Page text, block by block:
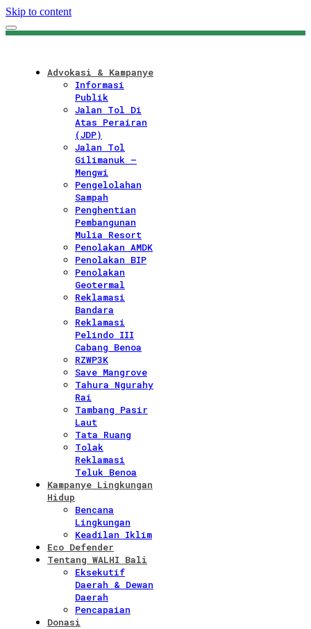
Skip to content
Advokasi & Kampanye
Informasi
Publik
Jalan Tol Di
Atas Perairan
(JDP)
Jalan Tol
Gilimanuk –
Mengwi
Pengelolahan
Sampah
Penghentian
Pembangunan
Mulia Resort
Penolakan AMDK
Penolakan BIP
Penolakan
Geotermal
Reklamasi
Bandara
Reklamasi
Pelindo III
Cabang Benoa
RZWP3K
Save Mangrove
Tahura Ngurahy
Rai
Tambang Pasir
Laut
Tata Ruang
Tolak
Reklamasi
Teluk Benoa
Kampanye Lingkungan
Hidup
Bencana
Lingkungan
Keadilan Iklim
Eco Defender
Tentang WALHI Bali
Eksekutif
Daerah & Dewan
Daerah
Pencapaian
Donasi